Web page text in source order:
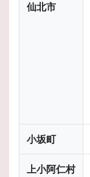
仙北市
小坂町
上小阿仁村